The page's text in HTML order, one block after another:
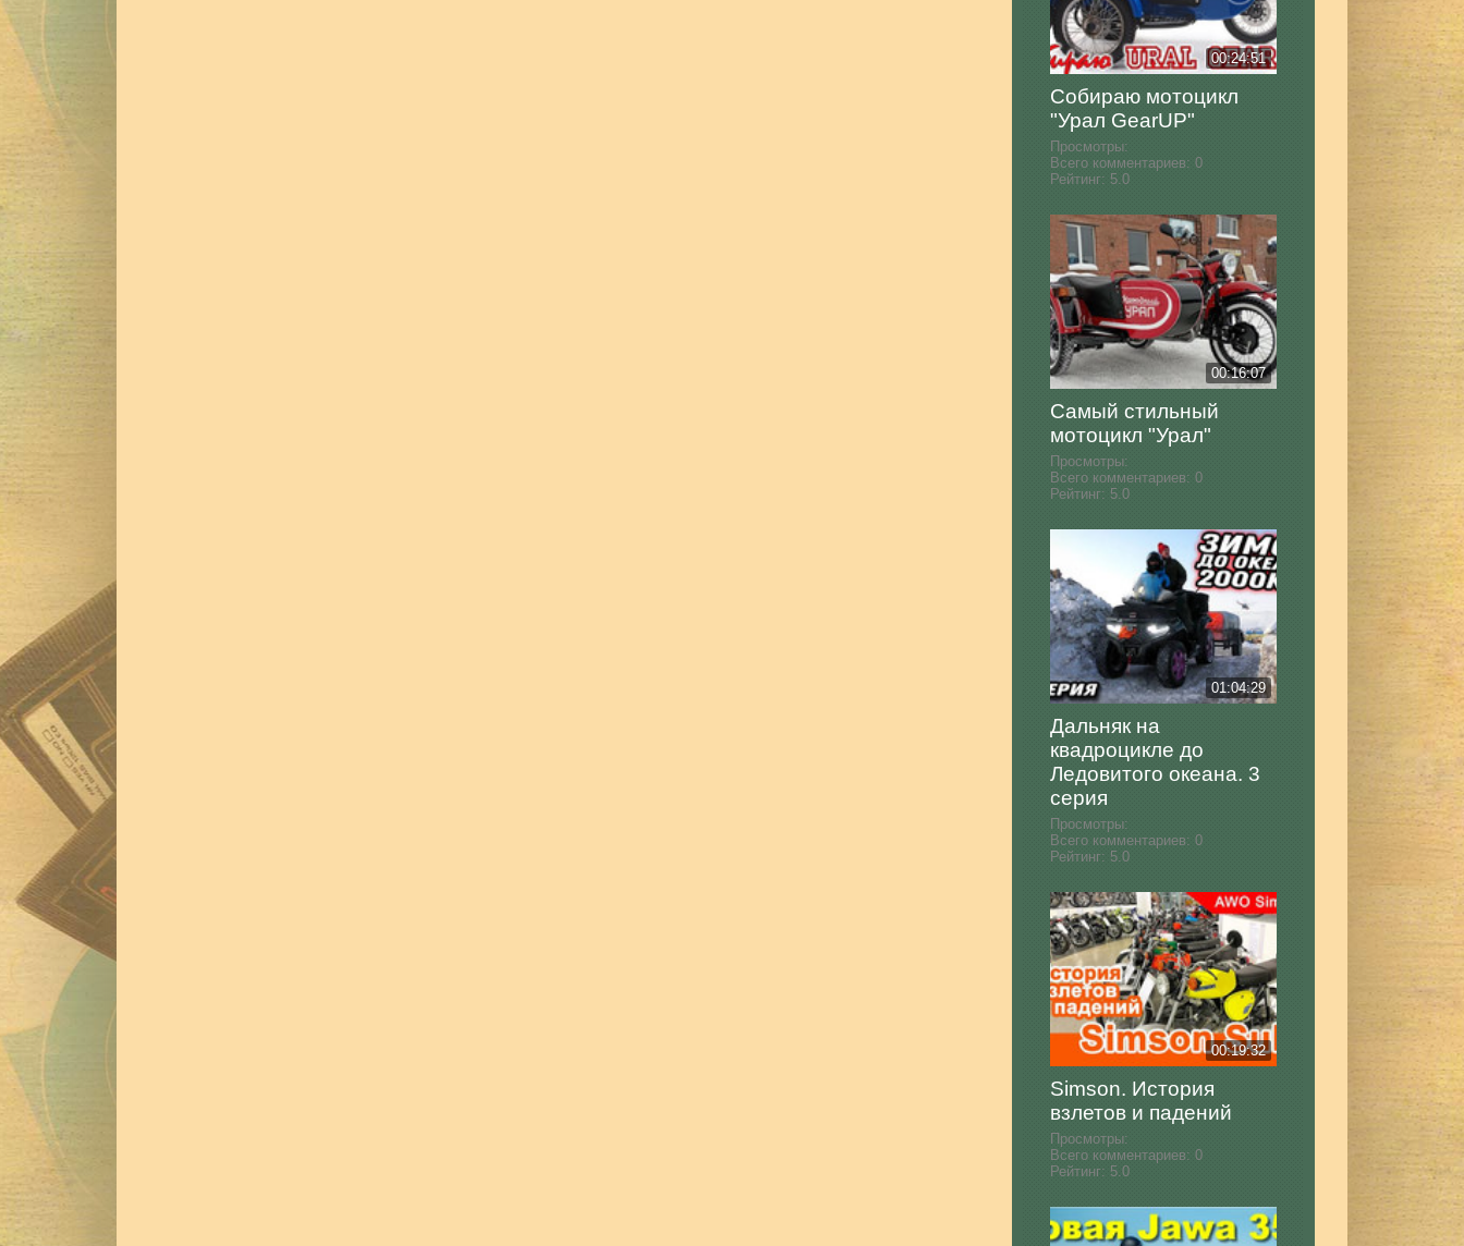
00:24:51
Собираю мотоцикл
"Урал GearUP"
Просмотры:
Всего комментариев: 0
Рейтинг: 5.0
00:16:07
Самый стильный
мотоцикл "Урал"
Просмотры:
Всего комментариев: 0
Рейтинг: 5.0
01:04:29
Дальняк на
квадроцикле до
Ледовитого океана. 3
серия
Просмотры:
Всего комментариев: 0
Рейтинг: 5.0
00:19:32
Simson. История
взлетов и падений
Просмотры:
Всего комментариев: 0
Рейтинг: 5.0